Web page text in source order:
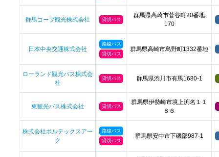
群馬コープ観光株式会社 貸切バス
群馬県高崎市菅谷町20番地
170
日本中央交通株式会社
路線バス
貸切バス
群馬県高崎市島野町1332番地
ローランド観光バス株式会
社
貸切バス 群馬県渋川市有馬1680-1
東観光バス株式会社 貸切バス
群馬県伊勢崎市境上渕名１１
８６
株式会社ボルテックスアー
ク
路線バス
貸切バス
群馬県安中市下磯部987-1